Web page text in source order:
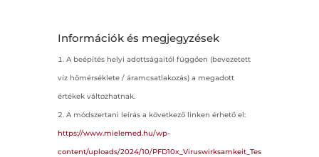
Információk és megjegyzések
A beépítés helyi adottságaitól függően (bevezetett
víz hőmérséklete / áramcsatlakozás) a megadott
értékek változhatnak.
A módszertani leírás a következő linken érhető el:
https://www.mielemed.hu/wp-
content/uploads/2024/10/PFD10x_Viruswirksamkeit_Tes